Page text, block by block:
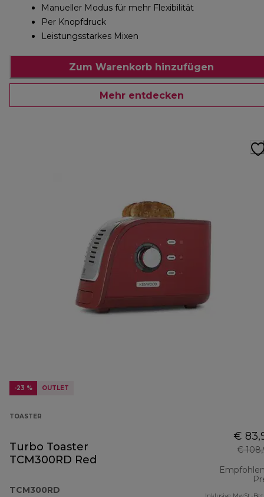
Manueller Modus für mehr Flexibilität
Per Knopfdruck
Leistungsstarkes Mixen
Zum Warenkorb hinzufügen
Mehr entdecken
-23 % OUTLET
TOASTER
Turbo Toaster
TCM300RD Red
TCM300RD
€
€